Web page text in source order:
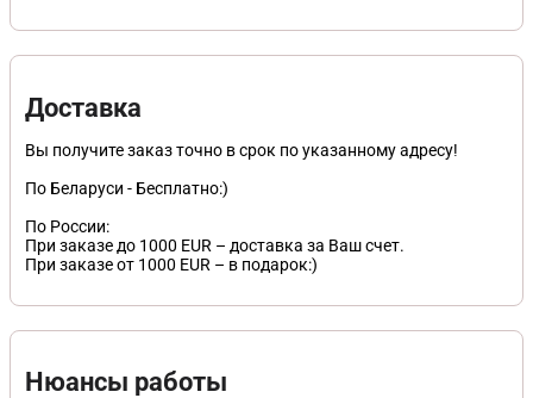
Доставка
Вы получите заказ точно в срок по указанному адресу!
По Беларуси - Бесплатно:)
По России:
При заказе до 1000 EUR – доставка за Ваш счет.
При заказе от 1000 EUR – в подарок:)
Нюансы работы